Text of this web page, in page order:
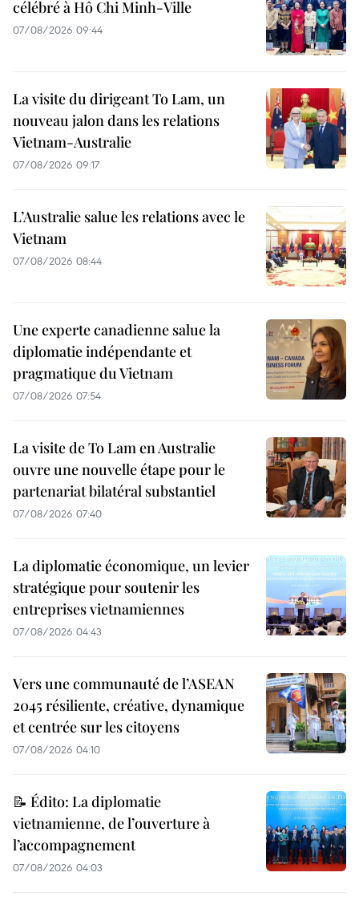
célébré à Hô Chi Minh-Ville
07/08/2026 09:44
La visite du dirigeant To Lam, un
nouveau jalon dans les relations
Vietnam-Australie
07/08/2026 09:17
L’Australie salue les relations avec le
Vietnam
07/08/2026 08:44
Une experte canadienne salue la
diplomatie indépendante et
pragmatique du Vietnam
07/08/2026 07:54
La visite de To Lam en Australie
ouvre une nouvelle étape pour le
partenariat bilatéral substantiel
07/08/2026 07:40
La diplomatie économique, un levier
stratégique pour soutenir les
entreprises vietnamiennes
07/08/2026 04:43
Vers une communauté de l’ASEAN
2045 résiliente, créative, dynamique
et centrée sur les citoyens
07/08/2026 04:10
📝 Édito: La diplomatie
vietnamienne, de l’ouverture à
l’accompagnement
07/08/2026 04:03